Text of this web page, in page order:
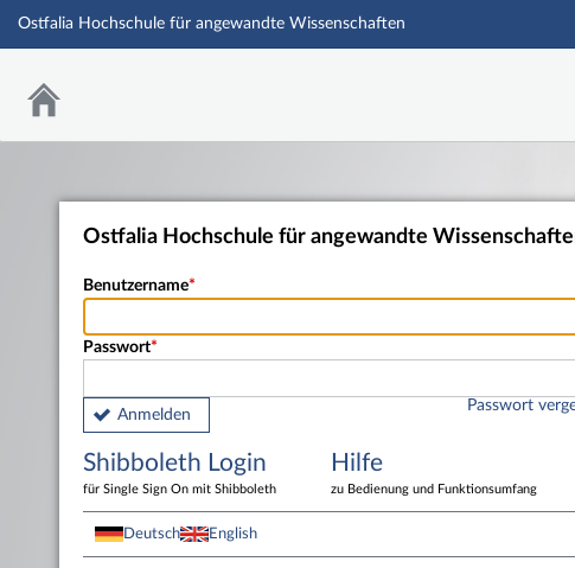
Ostfalia Hochschule für angewandte Wissenschaften
Ostfalia Hochschule für angewandte
Benutzername
Passwort
Anmelden
Passwort
Shibboleth Login
für Single Sign On mit Shibboleth
Hilfe
zu Bedienung und Funktionsumfang
Deutsch English